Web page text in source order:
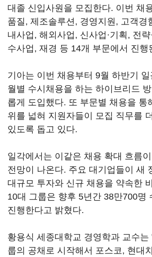
대졸 신입사원을 모집한다. 이번 채
품질, 제조솔루션, 경영지원, 고객경
내사업, 해외사업, 신사업·기획, 전략
수사업, 재경 등 14개 부문에서 진행
기아는 이번 채용부터 9월 하반기 일
월별 수시채용을 하는 하이브리드
롭게 도입했다. 또 부문별 채용을 통
위를 넓혀 지원자들이 모집 직무를
있도록 돕고 있다.
일각에서는 이같은 채용 확대 흐름
전망이 나온다. 주요 대기업들이 새
대규모 투자와 신규 채용을 약속한
10대 그룹은 향후 5년간 38만700명
진행한다고 밝혔다.
황용식 세종대학교 경영학과 교수는
룹의 공채로 시작해서 포스코, 현대